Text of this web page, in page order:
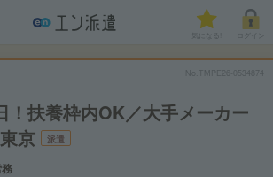
気になる!
No.TMPE26-0534874
！扶養枠内OK／大手メーカー
京
派遣